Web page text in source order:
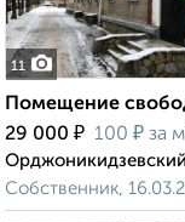
11
Помещение
29 000 ₽ 100 ₽ за
Собственник,